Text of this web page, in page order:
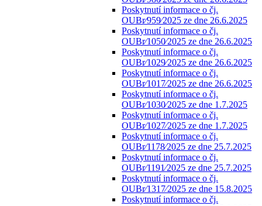
Poskytnutí informace o čj.
OUBr⁄959⁄2025 ze dne 26.6.2025
Poskytnutí informace o čj.
OUBr⁄1050⁄2025 ze dne 26.6.2025
Poskytnutí informace o čj.
OUBr⁄1029⁄2025 ze dne 26.6.2025
Poskytnutí informace o čj.
OUBr⁄1017⁄2025 ze dne 26.6.2025
Poskytnutí informace o čj.
OUBr⁄1030⁄2025 ze dne 1.7.2025
Poskytnutí informace o čj.
OUBr⁄1027⁄2025 ze dne 1.7.2025
Poskytnutí informace o čj.
OUBr⁄1178⁄2025 ze dne 25.7.2025
Poskytnutí informace o čj.
OUBr⁄1191⁄2025 ze dne 25.7.2025
Poskytnutí informace o čj.
OUBr⁄1317⁄2025 ze dne 15.8.2025
Poskytnutí informace o čj.